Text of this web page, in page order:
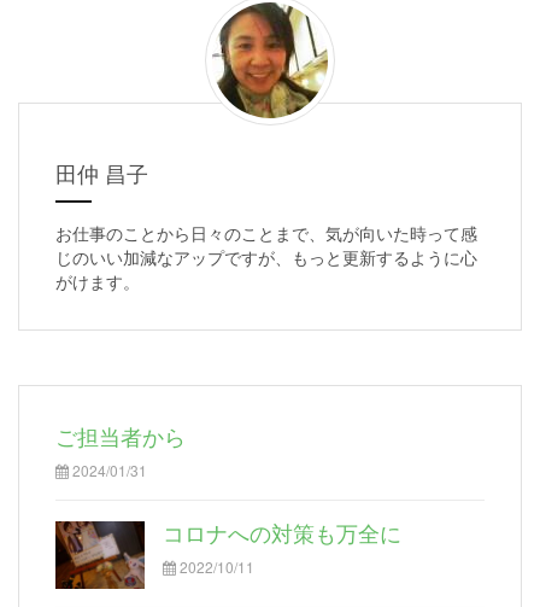
田仲 昌子
お仕事のことから日々のことまで、気が向いた時って感
じのいい加減なアップですが、もっと更新するように心
がけます。
ご担当者から
2024/01/31
コロナへの対策も万全に
2022/10/11